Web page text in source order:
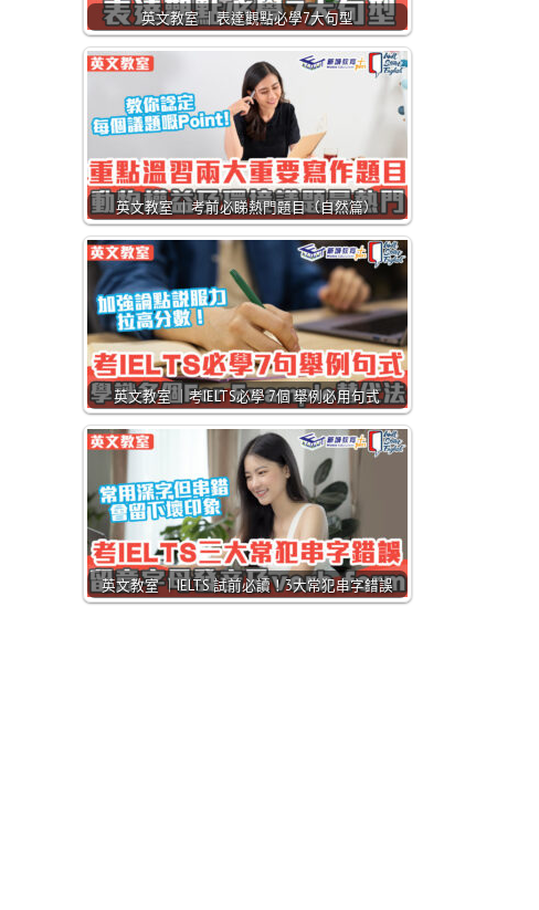
英文教室 ｜表達觀點必學7大句型
英文教室 ｜考前必睇熱門題目（自然篇）
英文教室 ｜考IELTS必學 7個 舉例必用句式
英文教室 ｜IELTS 試前必讀！3大常犯串字錯誤